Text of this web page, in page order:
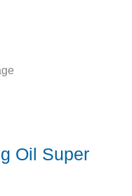
Oil Super